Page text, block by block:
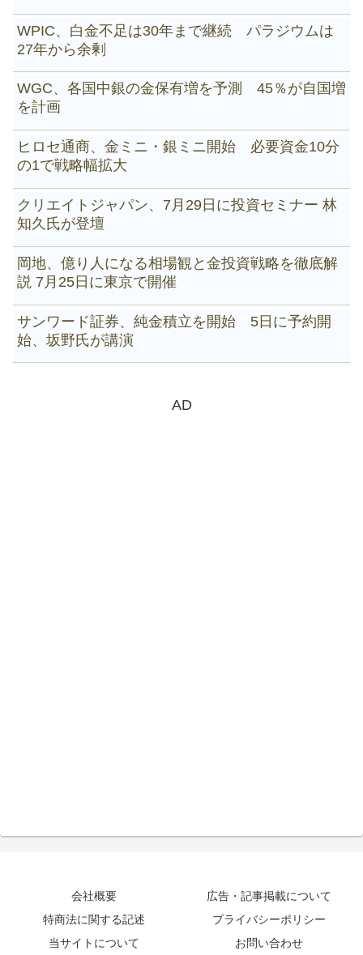
WPIC、白金不足は30年まで継続 パラジウムは
27年から余剰
WGC、各国中銀の金保有増を予測 45％が自国増
を計画
ヒロセ通商、金ミニ・銀ミニ開始 必要資金10分
の1で戦略幅拡大
クリエイトジャパン、7月29日に投資セミナー 林
知久氏が登壇
岡地、億り人になる相場観と金投資戦略を徹底解
説 7月25日に東京で開催
サンワード証券、純金積立を開始 5日に予約開
始、坂野氏が講演
AD
会社概要
広告・記事掲載について
特商法に関する記述
プライバシーポリシー
当サイトについて
お問い合わせ